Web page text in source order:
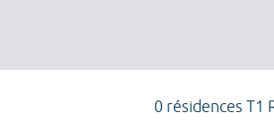
0 résidences T1